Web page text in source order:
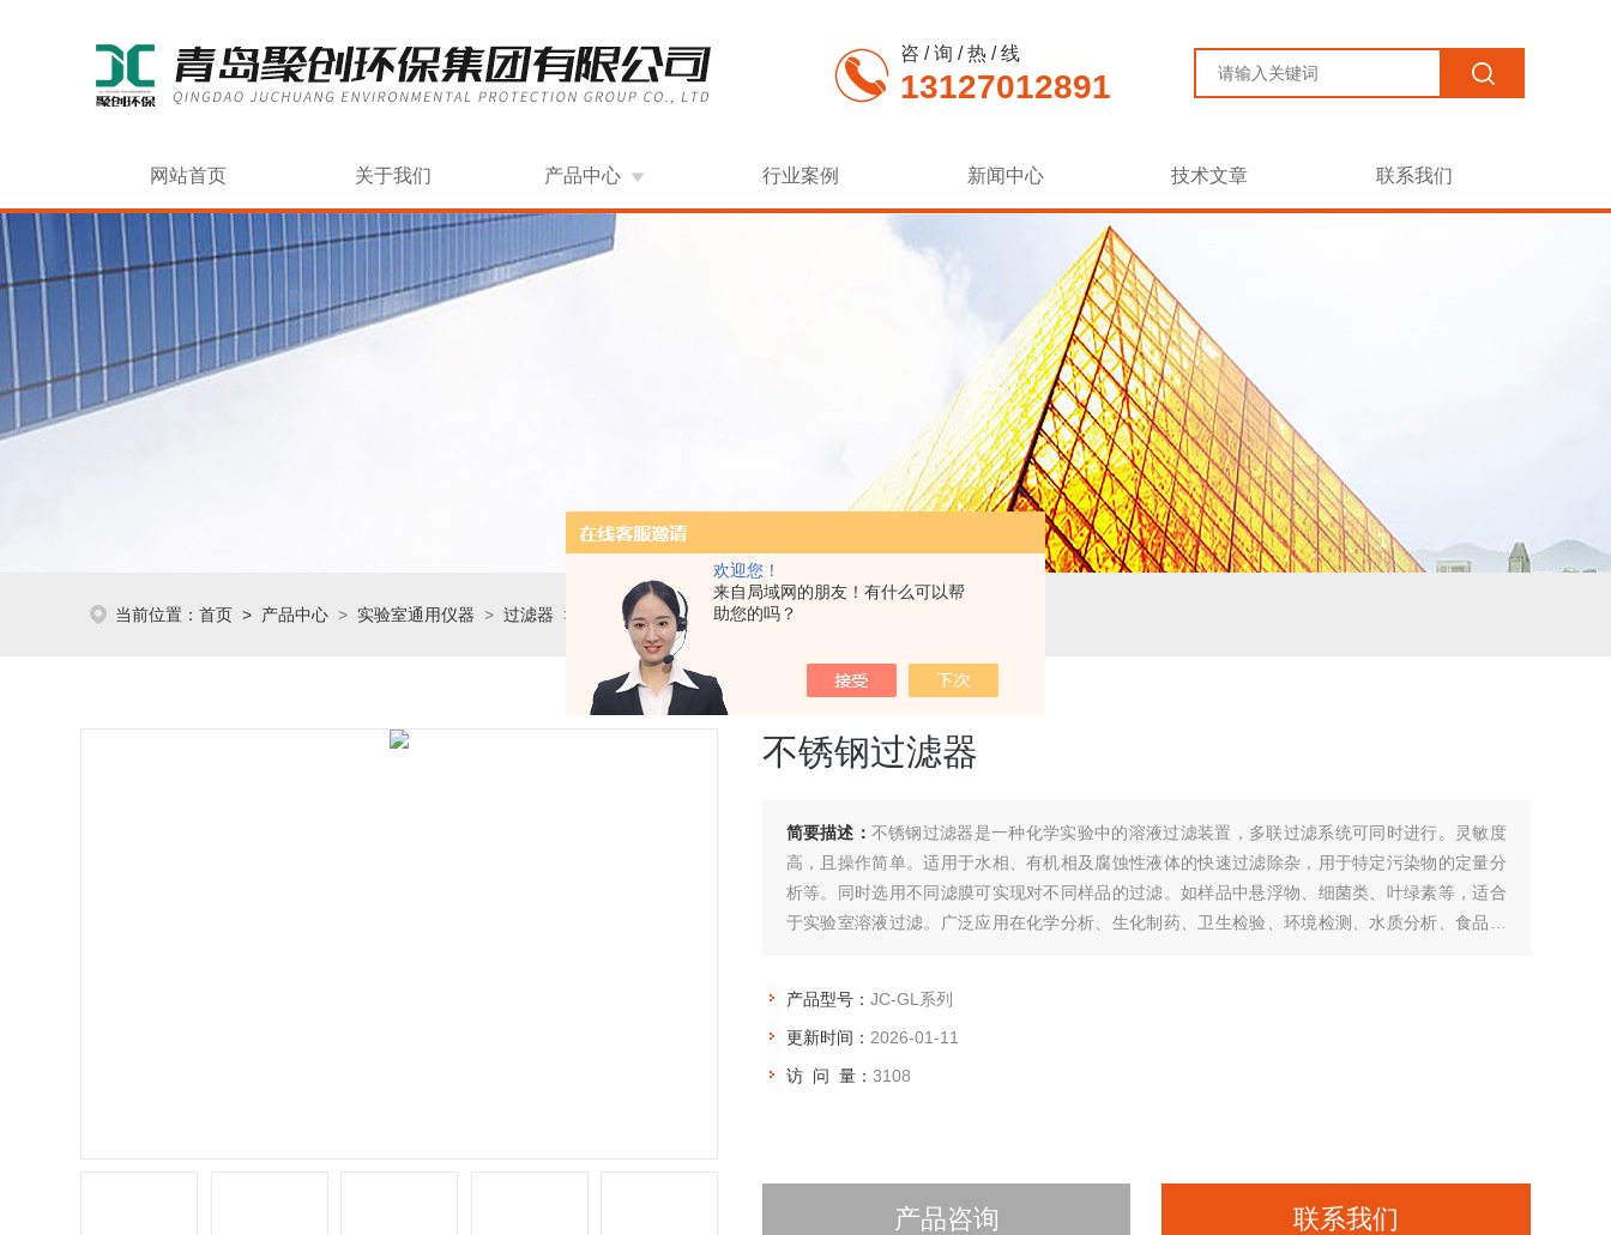
欢迎您！
来自局域网的朋友！有什么可以帮
助您的吗？
咨 / 询 / 热 / 线
13127012891
网站首页 关于我们 产品中心 行业案例 新闻中心 技术文章 联系我们
当前位置： 首页 > 产品中心 > 实验室通用仪器 > 过滤器 > JC-GL系列不锈钢过滤器
不锈钢过滤器
简要描述： 不锈钢过滤器是一种化学实验中的溶液过滤装置，多联过滤系统可同时进行。灵敏度
高，且操作简单。适用于水相、有机相及腐蚀性液体的快速过滤除杂，用于特定污染物的定量分
析等。同时选用不同滤膜可实现对不同样品的过滤。如样品中悬浮物、细菌类、叶绿素等，适合
于实验室溶液过滤。广泛应用在化学分析、生化制药、卫生检验、环境检测、水质分析、食品、
产品型号： JC-GL系列
更新时间： 2026-01-11
访 问 量： 3108
产品咨询 联系我们